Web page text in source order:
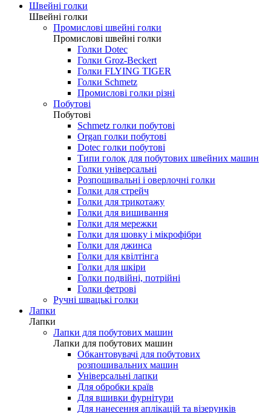
Швейні голки
Швейні голки
Промислові швейні голки
Промислові швейні голки
Голки Dotec
Голки Groz-Beckert
Голки FLYING TIGER
Голки Schmetz
Промислові голки різні
Побутові
Побутові
Schmetz голки побутові
Organ голки побутові
Dotec голки побутові
Типи голок для побутових швейних машин
Голки універсальні
Розпошивальні і оверлочні голки
Голки для стрейч
Голки для трикотажу
Голки для вишивання
Голки для мережки
Голки для шовку і мікрофібри
Голки для джинса
Голки для квілтінга
Голки для шкіри
Голки подвійні, потрійні
Голки фетрові
Ручні швацькі голки
Лапки
Лапки
Лапки для побутових машин
Лапки для побутових машин
Обкантовувачі для побутових
розпошивальних машин
Універсальні лапки
Для обробки країв
Для вшивки фурнітури
Для нанесення аплікацій та візерунків